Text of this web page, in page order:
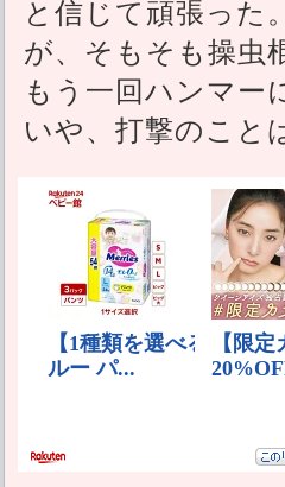
と信じて頑張った。
が、そもそも操虫
もう一回ハンマー
いや、打撃のこと